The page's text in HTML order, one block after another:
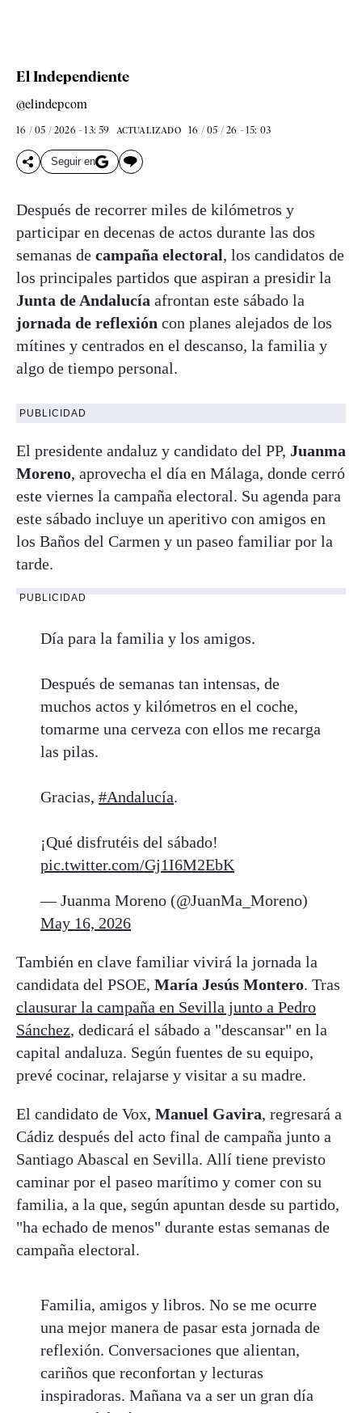
El Independiente
@elindepcom
16 / 05 / 2026 - 13: 59 ACTUALIZADO 16 / 05 / 26 - 15: 03
Seguir en
Después de recorrer miles de kilómetros y
participar en decenas de actos durante las dos
semanas de campaña electoral, los candidatos de
los principales partidos que aspiran a presidir la
Junta de Andalucía afrontan este sábado la
jornada de reflexión con planes alejados de los
mítines y centrados en el descanso, la familia y
algo de tiempo personal.
PUBLICIDAD
El presidente andaluz y candidato del PP, Juanma
Moreno, aprovecha el día en Málaga, donde cerró
este viernes la campaña electoral. Su agenda para
este sábado incluye un aperitivo con amigos en
los Baños del Carmen y un paseo familiar por la
tarde.
PUBLICIDAD
Día para la familia y los amigos.
Después de semanas tan intensas, de
muchos actos y kilómetros en el coche,
tomarme una cerveza con ellos me recarga
las pilas.
Gracias, #Andalucía.
¡Qué disfrutéis del sábado!
pic.twitter.com/Gj1I6M2EbK
— Juanma Moreno (@JuanMa_Moreno)
May 16, 2026
También en clave familiar vivirá la jornada la
candidata del PSOE, María Jesús Montero. Tras
clausurar la campaña en Sevilla junto a Pedro
Sánchez, dedicará el sábado a "descansar" en la
capital andaluza. Según fuentes de su equipo,
prevé cocinar, relajarse y visitar a su madre.
El candidato de Vox, Manuel Gavira, regresará a
Cádiz después del acto final de campaña junto a
Santiago Abascal en Sevilla. Allí tiene previsto
caminar por el paseo marítimo y comer con su
familia, a la que, según apuntan desde su partido,
"ha echado de menos" durante estas semanas de
campaña electoral.
Familia, amigos y libros. No se me ocurre
una mejor manera de pasar esta jornada de
reflexión. Conversaciones que alientan,
cariños que reconfortan y lecturas
inspiradoras. Mañana va a ser un gran día